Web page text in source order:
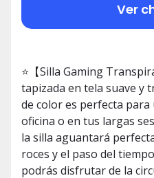
Ver
⭐【Silla Gaming
tapizada en tela suave y
de color es perfecta
oficina o en tus largas
la silla aguantará
roces y el paso del
podrás disfrutar de la